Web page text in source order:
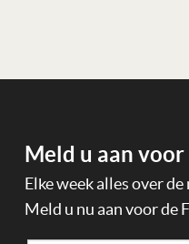
Meld u aan
Elke week alles over
Meld u nu aan voor